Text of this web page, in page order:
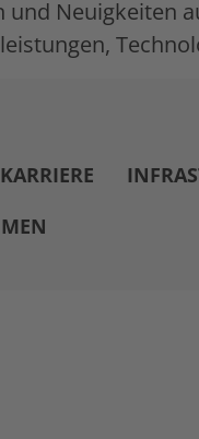
Neuigkeiten
KARRIERE